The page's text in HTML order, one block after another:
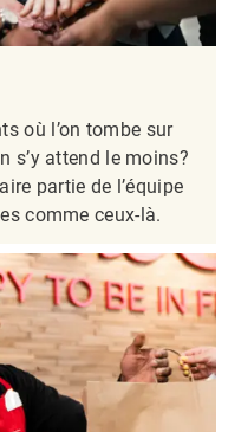
où l’on tombe sur
s’y attend le moins?
partie de l’équipe
comme ceux-là.​​​​​​​